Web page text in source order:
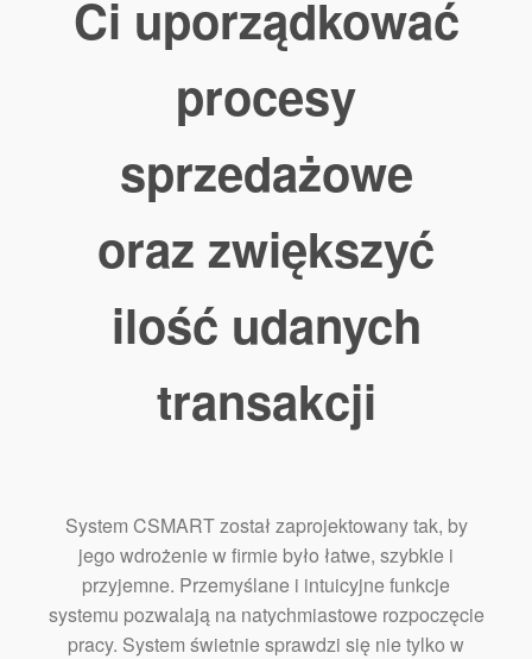
Ci uporządkować
procesy
sprzedażowe
oraz zwiększyć
ilość udanych
transakcji
System CSMART został zaprojektowany tak, by
jego wdrożenie w firmie było łatwe, szybkie i
przyjemne. Przemyślane i intuicyjne funkcje
systemu pozwalają na natychmiastowe rozpoczęcie
pracy. System świetnie sprawdzi się nie tylko w